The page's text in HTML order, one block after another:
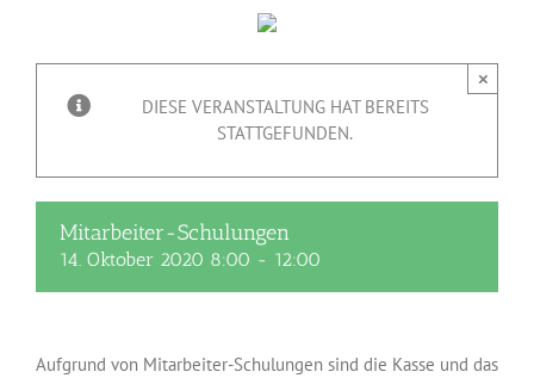
DIESE VERANSTALTUNG HAT BEREITS
STATTGEFUNDEN.
×
Mitarbeiter-Schulungen
14. Oktober 2020 8:00 - 12:00
Aufgrund von Mitarbeiter-Schulungen sind die Kasse und das